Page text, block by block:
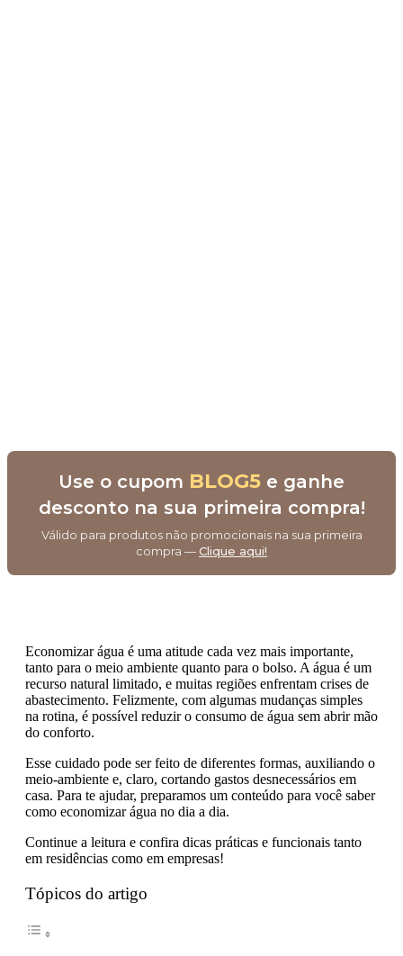
Use o cupom BLOG5 e ganhe
desconto na sua primeira compra!
Válido para produtos não promocionais na sua primeira
compra —Clique aqui!
Economizar água é uma atitude cada vez mais importante,
tanto para o meio ambiente quanto para o bolso. A água é um
recurso natural limitado, e muitas regiões enfrentam crises de
abastecimento. Felizmente, com algumas mudanças simples
na rotina, é possível reduzir o consumo de água sem abrir mão
do conforto.
Esse cuidado pode ser feito de diferentes formas, auxiliando o
meio-ambiente e, claro, cortando gastos desnecessários em
casa. Para te ajudar, preparamos um conteúdo para você saber
como economizar água no dia a dia.
Continue a leitura e confira dicas práticas e funcionais tanto
em residências como em empresas!
Tópicos do artigo